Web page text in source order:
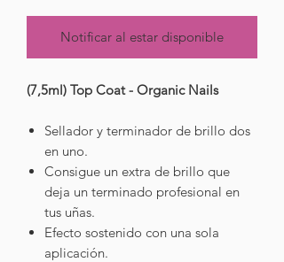
Notificar al estar disponible
(7,5ml) Top Coat - Organic Nails
Sellador y terminador de brillo dos
en uno.
Consigue un extra de brillo que
deja un terminado profesional en
tus uñas.
Efecto sostenido con una sola
aplicación.